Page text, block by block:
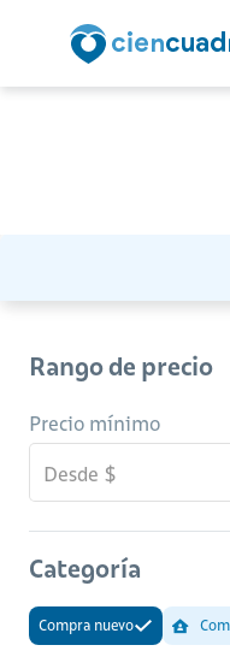
Rango de precio
Precio mínimo
Categoría
Compra nuevo